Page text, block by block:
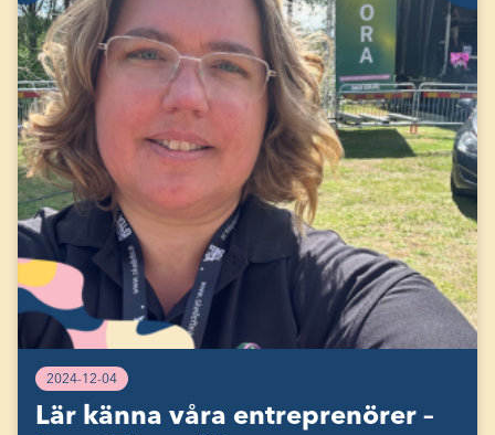
2024-12-04
Lär känna våra entreprenörer –